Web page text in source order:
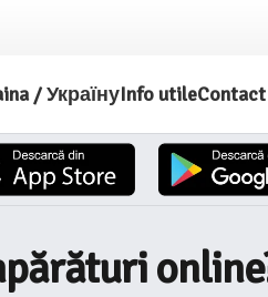
/ УкраїнуInfo utileContact